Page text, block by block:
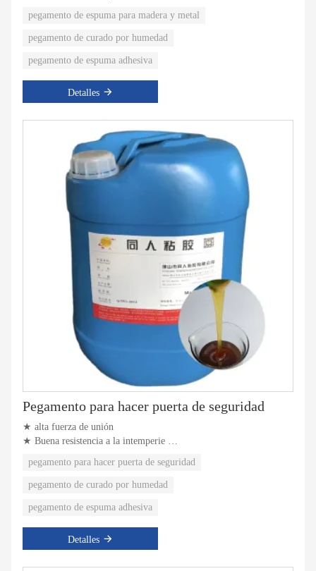
pegamento de espuma para madera y metal
pegamento de curado por humedad
pegamento de espuma adhesiva
Detalles
Pegamento para hacer puerta de seguridad
★ alta fuerza de unión
★ Buena resistencia a la intemperie
pegamento para hacer puerta de seguridad
pegamento de curado por humedad
pegamento de espuma adhesiva
Detalles